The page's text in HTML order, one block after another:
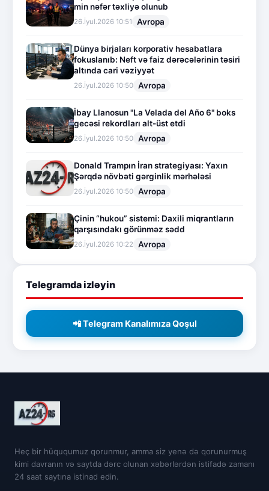
min nəfər təxliyə olunub
26.İyul.2026 10:51 Avropa
Dünya birjaları korporativ hesabatlara
fokuslanıb: Neft və faiz dərəcələrinin təsiri
altında cari vəziyyət
26.İyul.2026 10:50 Avropa
İbay Llanosun "La Velada del Año 6" boks
gecəsi rekordları alt-üst etdi
26.İyul.2026 10:50 Avropa
Donald Trampın İran strategiyası: Yaxın
Şərqdə növbəti gərginlik mərhələsi
26.İyul.2026 10:50 Avropa
Çinin “hukou” sistemi: Daxili miqrantların
qarşısındakı görünməz sədd
26.İyul.2026 10:22 Avropa
Telegramda izləyin
📲 Telegram Kanalımıza Qoşul
Heç bir hüququmuz qorunmur, amma siz yenə də qorunurmuş
kimi davranın və saytda dərc olunan xəbərlərdən istifadə zamanı
24 saat saytına istinad edin.